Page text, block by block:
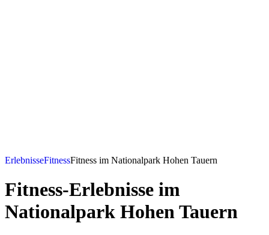
ErlebnisseFitnessFitness im Nationalpark Hohen Tauern
Fitness-Erlebnisse im
Nationalpark Hohen Tauern